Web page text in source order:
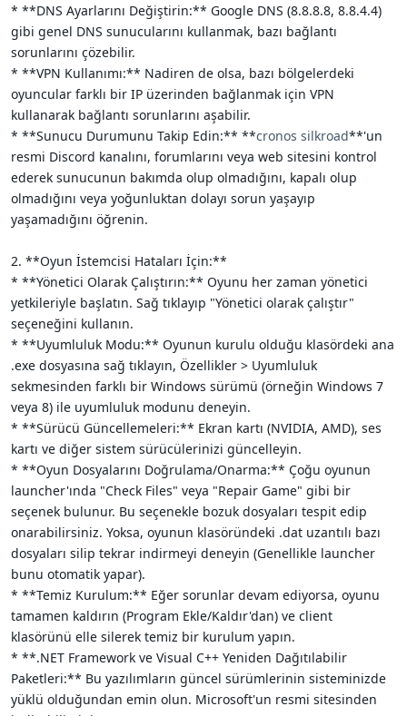
* **DNS Ayarlarını Değiştirin:** Google DNS (8.8.8.8, 8.8.4.4)
gibi genel DNS sunucularını kullanmak, bazı bağlantı
sorunlarını çözebilir.
* **VPN Kullanımı:** Nadiren de olsa, bazı bölgelerdeki
oyuncular farklı bir IP üzerinden bağlanmak için VPN
kullanarak bağlantı sorunlarını aşabilir.
* **Sunucu Durumunu Takip Edin:** **cronos silkroad**'un
resmi Discord kanalını, forumlarını veya web sitesini kontrol
ederek sunucunun bakımda olup olmadığını, kapalı olup
olmadığını veya yoğunluktan dolayı sorun yaşayıp
yaşamadığını öğrenin.
2. **Oyun İstemcisi Hataları İçin:**
* **Yönetici Olarak Çalıştırın:** Oyunu her zaman yönetici
yetkileriyle başlatın. Sağ tıklayıp "Yönetici olarak çalıştır"
seçeneğini kullanın.
* **Uyumluluk Modu:** Oyunun kurulu olduğu klasördeki ana
.exe dosyasına sağ tıklayın, Özellikler > Uyumluluk
sekmesinden farklı bir Windows sürümü (örneğin Windows 7
veya 8) ile uyumluluk modunu deneyin.
* **Sürücü Güncellemeleri:** Ekran kartı (NVIDIA, AMD), ses
kartı ve diğer sistem sürücülerinizi güncelleyin.
* **Oyun Dosyalarını Doğrulama/Onarma:** Çoğu oyunun
launcher'ında "Check Files" veya "Repair Game" gibi bir
seçenek bulunur. Bu seçenekle bozuk dosyaları tespit edip
onarabilirsiniz. Yoksa, oyunun klasöründeki .dat uzantılı bazı
dosyaları silip tekrar indirmeyi deneyin (Genellikle launcher
bunu otomatik yapar).
* **Temiz Kurulum:** Eğer sorunlar devam ediyorsa, oyunu
tamamen kaldırın (Program Ekle/Kaldır'dan) ve client
klasörünü elle silerek temiz bir kurulum yapın.
* **.NET Framework ve Visual C++ Yeniden Dağıtılabilir
Paketleri:** Bu yazılımların güncel sürümlerinin sisteminizde
yüklü olduğundan emin olun. Microsoft'un resmi sitesinden